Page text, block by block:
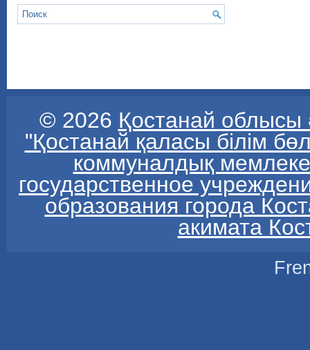
© 2026 Қостанай облысы
"Қостанай қаласы білім
коммуналдық
государственное
образования города
акимата